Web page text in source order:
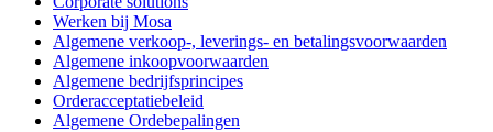
Werken bij Mosa
Algemene verkoop-, leverings- en betalingsvoorwaarden
Algemene inkoopvoorwaarden
Algemene bedrijfsprincipes
Orderacceptatiebeleid
Algemene Ordebepalingen